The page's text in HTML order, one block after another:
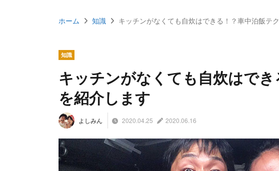
ホーム 知識 キッチンがなくても自炊はできる！？車中泊飯テ
知識
キッチンがなくても自炊はでき
を紹介します
よしみん 2020.04.25 2020.06.16